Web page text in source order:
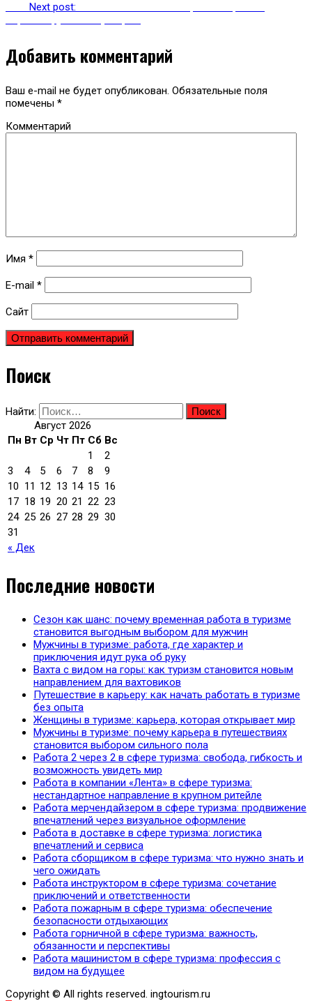
Next post:
Добавить комментарий
Ваш e-mail не будет опубликован. Обязательные поля
помечены *
Комментарий
Имя *
E-mail *
Сайт
Поиск
Найти:
Август 2026
Пн Вт Ср Чт Пт Сб Вс
« Дек
1
2
3
4 5 6 7 8
9
10 11 12 13 14 15 16
17 18 19 20 21 22 23
24 25 26 27 28 29 30
31
Последние новости
Сезон как шанс: почему временная работа в туризме
становится выгодным выбором для мужчин
Мужчины в туризме: работа, где характер и
приключения идут рука об руку
Вахта с видом на горы: как туризм становится новым
направлением для вахтовиков
Путешествие в карьеру: как начать работать в туризме
без опыта
Женщины в туризме: карьера, которая открывает мир
Мужчины в туризме: почему карьера в путешествиях
становится выбором сильного пола
Работа 2 через 2 в сфере туризма: свобода, гибкость и
возможность увидеть мир
Работа в компании «Лента» в сфере туризма:
нестандартное направление в крупном ритейле
Работа мерчендайзером в сфере туризма: продвижение
впечатлений через визуальное оформление
Работа в доставке в сфере туризма: логистика
впечатлений и сервиса
Работа сборщиком в сфере туризма: что нужно знать и
чего ожидать
Работа инструктором в сфере туризма: сочетание
приключений и ответственности
Работа пожарным в сфере туризма: обеспечение
безопасности отдыхающих
Работа горничной в сфере туризма: важность,
обязанности и перспективы
Работа машинистом в сфере туризма: профессия с
видом на будущее
Copyright © All rights reserved. ingtourism.ru